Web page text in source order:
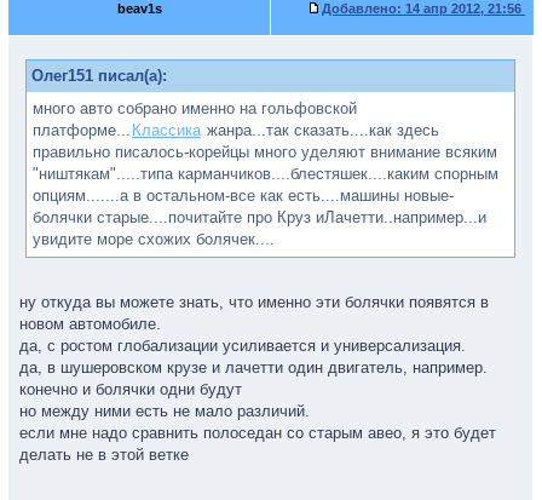
beav1s Добавлено: 14 апр 2012, 21:56
Олег151 писал(а):
много авто собрано именно на гольфовской
платформе... Классика жанра...так сказать....как здесь
правильно писалось-корейцы много уделяют внимание всяким
"ништякам".....типа карманчиков....блестяшек....каким спорным
опциям.......а в остальном-все как есть....машины новые-
болячки старые....почитайте про Круз иЛачетти..например...и
увидите море схожих болячек....
ну откуда вы можете знать, что именно эти болячки появятся в
новом автомобиле.
да, с ростом глобализации усиливается и универсализация.
да, в шушеровском крузе и лачетти один двигатель, например.
конечно и болячки одни будут
но между ними есть не мало различий.
если мне надо сравнить полоседан со старым авео, я это будет
делать не в этой ветке